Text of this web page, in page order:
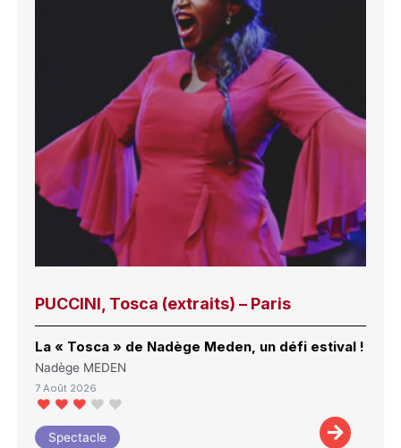
PUCCINI, Tosca (extraits) – Paris
La « Tosca » de Nadège Meden, un défi estival !
Nadège MEDEN
7 Août 2026
Spectacle